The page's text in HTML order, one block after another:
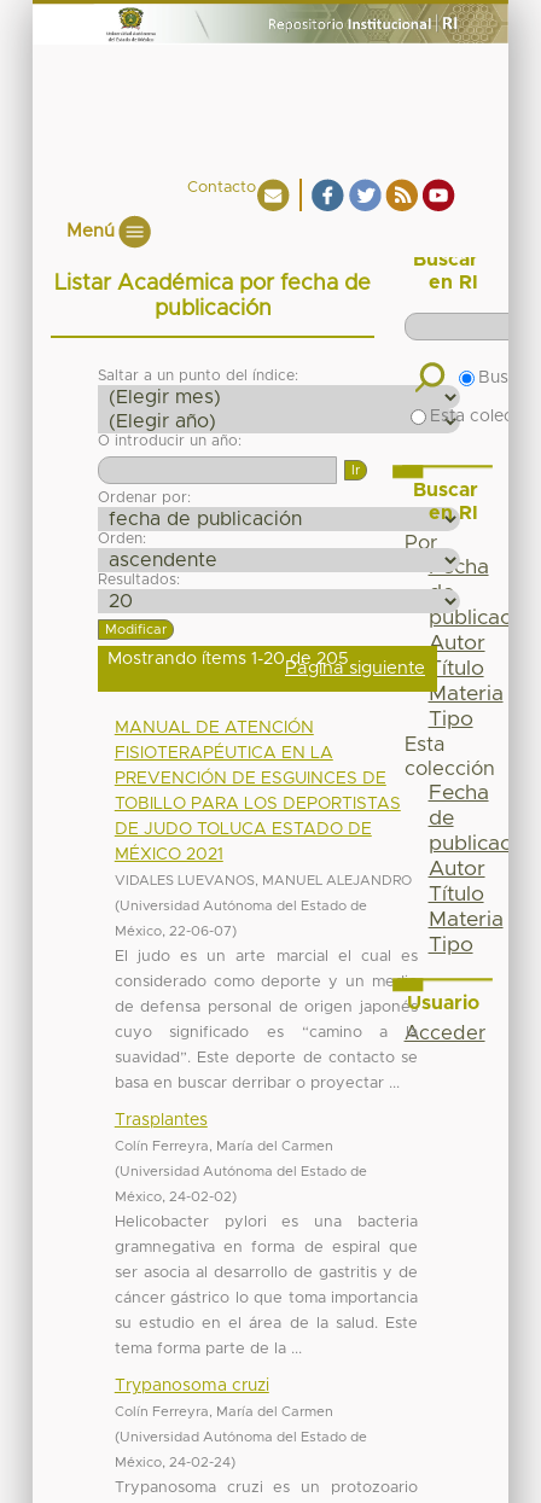
Contacto
Menú
Listar Académica por fecha de
publicación
Saltar a un punto del índice:
O introducir un año:
Ordenar por:
Orden:
Resultados:
Mostrando ítems 1-20 de 205Página siguiente
MANUAL DE ATENCIÓN
FISIOTERAPÉUTICA EN LA
PREVENCIÓN DE ESGUINCES DE
TOBILLO PARA LOS DEPORTISTAS
DE JUDO TOLUCA ESTADO DE
MÉXICO 2021
VIDALES LUEVANOS, MANUEL ALEJANDRO
(Universidad Autónoma del Estado de
México, 22-06-07)
El judo es un arte marcial el cual es
considerado como deporte y un medio
de defensa personal de origen japonés
cuyo significado es “camino a la
suavidad”. Este deporte de contacto se
basa en buscar derribar o proyectar ...
Trasplantes
Colín Ferreyra, María del Carmen
(Universidad Autónoma del Estado de
México, 24-02-02)
Helicobacter pylori es una bacteria
gramnegativa en forma de espiral que
ser asocia al desarrollo de gastritis y de
cáncer gástrico lo que toma importancia
su estudio en el área de la salud. Este
tema forma parte de la ...
Trypanosoma cruzi
Colín Ferreyra, María del Carmen
(Universidad Autónoma del Estado de
México, 24-02-24)
Trypanosoma cruzi es un protozoario
Buscar
en RI
Buscar
Esta
Buscar
en RI
Por
Fecha
de
publicación
Autor
Título
Materia
Tipo
Esta
colección
Fecha
de
publicación
Autor
Título
Materia
Tipo
Usuario
Acceder